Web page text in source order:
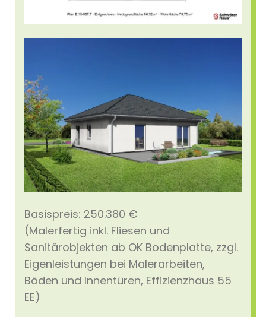
Basispreis: 250.380 €
(Malerfertig inkl. Fliesen und
Sanitärobjekten ab OK Bodenplatte, zzgl.
Eigenleistungen bei Malerarbeiten,
Böden und Innentüren, Effizienzhaus 55
EE)